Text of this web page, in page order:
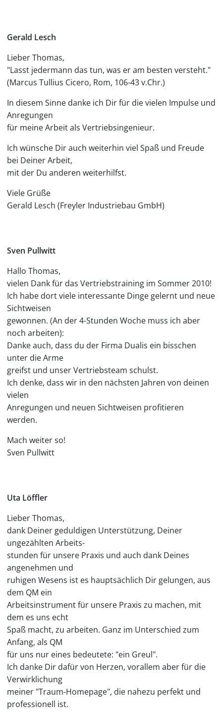
Gerald Lesch
Lieber Thomas,
"Lasst jedermann das tun, was er am besten versteht."
(Marcus Tullius Cicero, Rom, 106-43 v.Chr.)
In diesem Sinne danke ich Dir für die vielen Impulse und
Anregungen
für meine Arbeit als Vertriebsingenieur.
Ich wünsche Dir auch weiterhin viel Spaß und Freude
bei Deiner Arbeit,
mit der Du anderen weiterhilfst.
Viele Grüße
Gerald Lesch (Freyler Industriebau GmbH)
Sven Pullwitt
Hallo Thomas,
vielen Dank für das Vertriebstraining im Sommer 2010!
Ich habe dort viele interessante Dinge gelernt und neue
Sichtweisen
gewonnen. (An der 4-Stunden Woche muss ich aber
noch arbeiten):
Danke auch, dass du der Firma Dualis ein bisschen
unter die Arme
greifst und unser Vertriebsteam schulst.
Ich denke, dass wir in den nächsten Jahren von deinen
vielen
Anregungen und neuen Sichtweisen profitieren
werden.
Mach weiter so!
Sven Pullwitt
Uta Löffler
Lieber Thomas,
dank Deiner geduldigen Unterstützung, Deiner
ungezählten Arbeits-
stunden für unsere Praxis und auch dank Deines
angenehmen und
ruhigen Wesens ist es hauptsächlich Dir gelungen, aus
dem QM ein
Arbeitsinstrument für unsere Praxis zu machen, mit
dem es uns echt
Spaß macht, zu arbeiten. Ganz im Unterschied zum
Anfang, als QM
für uns nur eines bedeutete: "ein Greul".
Ich danke Dir dafür von Herzen, vorallem aber für die
Verwirklichung
meiner "Traum-Homepage", die nahezu perfekt und
professionell ist.